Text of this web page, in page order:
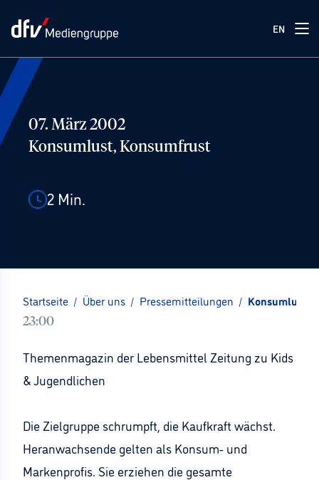
EN
07. März 2002
Konsumlust, Konsumfrust
2 Min.
Startseite / Über uns / Pressemitteilungen / Konsumlust,
23:00
Themenmagazin der Lebensmittel Zeitung zu Kids
& Jugendlichen
Die Zielgruppe schrumpft, die Kaufkraft wächst.
Heranwachsende gelten als Konsum- und
Markenprofis. Sie erziehen die gesamte